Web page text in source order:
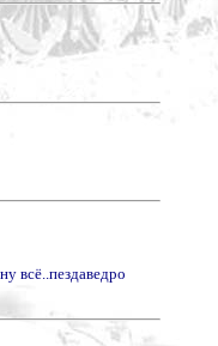
всё..пездаведро